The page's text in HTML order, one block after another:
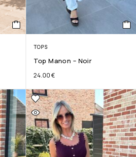
TOPS
Top Manon – Noir
24.00€